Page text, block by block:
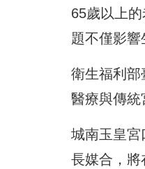
65歲以上
題不僅影響
衛生福利部
醫療與傳統
城南玉皇宮
長媒合，將